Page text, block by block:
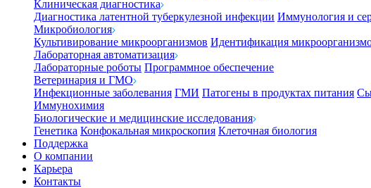
Клиническая диагностика
Диагностика латентной туберкулезной инфекции Иммунология и
Микробиология
Культивирование микроорганизмов Идентификация
Лабораторная автоматизация
Лабораторные роботы Программное обеспечение
Ветеринария и ГМО
Инфекционные заболевания ГМИ Патогены в продуктах питания
Иммунохимия
Биологические и медицинские исследования
Генетика Конфокальная микроскопия Клеточная биология
Поддержка
О компании
Карьера
Контакты